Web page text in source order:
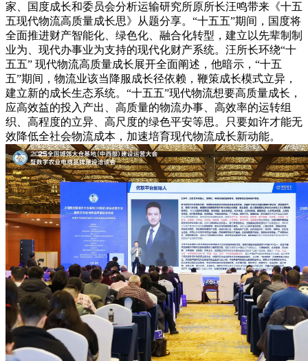
家、国度成长和委员会分析运输研究所原所长汪鸣带来《十五
五现代物流高质量成长思》从题分享。“十五五”期间，国度将
全面推进财产智能化、绿色化、融合化转型，建立以先辈制制
业为、现代办事业为支持的现代化财产系统。汪所长环绕“十
五五” 现代物流高质量成长展开全面阐述，他暗示，“十五
五”期间，物流业该当降服成长径依赖，鞭策成长模式立异，
建立新的成长生态系统。“十五五”现代物流想要高质量成长，
应高效益的投入产出、高质量的物流办事、高效率的运转组
织、高程度的立异、高尺度的绿色平安等思。只要如许才能无
效降低全社会物流成本，加速培育现代物流成长新动能。